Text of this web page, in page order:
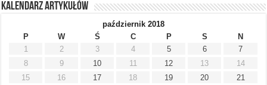
Kalendarz artykułów
październik 2018
P
W Ś C P S
N
1
2 3 4 5 6
7
8
9 10 11 12 13
14
15
16 17 18 19 20
21